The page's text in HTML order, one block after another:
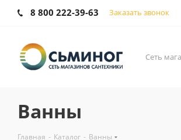
8 800 222-39-63 Заказать звонок
Сеть
Ванны
Главная - Каталог - Ванны